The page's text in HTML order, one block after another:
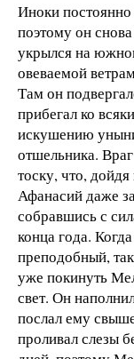
Иноки
поэтому он
укрылся на
овеваемой
Там он
прибегал ко
искушению
отшельника.
тоску, что,
Афанасий даже
собравшись с
конца года.
преподобный,
уже покинуть
свет. Он
послал ему
проливал слезы